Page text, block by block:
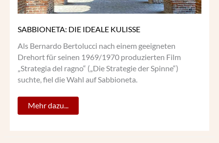
SABBIONETA: DIE IDEALE KULISSE
Als Bernardo Bertolucci nach einem geeigneten
Drehort für seinen 1969/1970 produzierten Film
„Strategia del ragno“ („Die Strategie der Spinne“)
suchte, fiel die Wahl auf Sabbioneta.
Mehr dazu...